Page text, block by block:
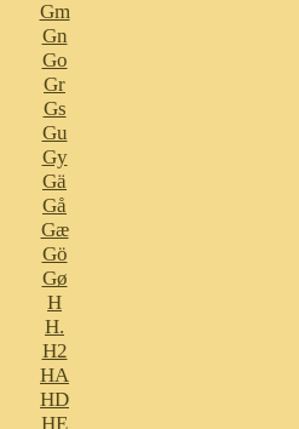
Gm
Gn
Go
Gr
Gs
Gu
Gy
Gä
Gå
Gæ
Gö
Gø
H
H.
H2
HA
HD
HE